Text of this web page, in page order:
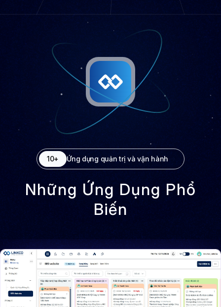
10+ Ứng dụng quản trị và vận hành
Những Ứng Dụng Phổ
Biến